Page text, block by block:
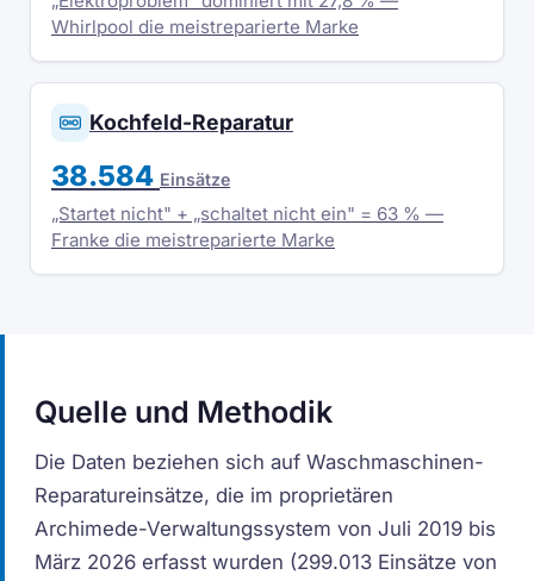
Whirlpool die meistreparierte Marke
Kochfeld-Reparatur
38.584 Einsätze
„Startet nicht" + „schaltet nicht ein" = 63 % —
Franke die meistreparierte Marke
Quelle und Methodik
Die Daten beziehen sich auf Waschmaschinen-
Reparatureinsätze, die im proprietären
Archimede-Verwaltungssystem von Juli 2019 bis
März 2026 erfasst wurden (299.013 Einsätze von